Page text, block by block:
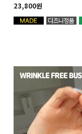
23,800원